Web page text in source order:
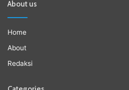
About us
Home
About
Redaksi